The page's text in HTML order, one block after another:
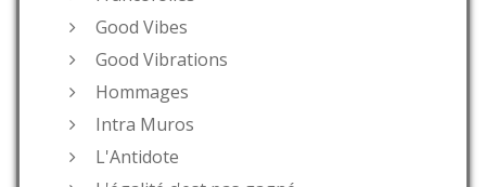
Good Vibes
Good Vibrations
Hommages
Intra Muros
L'Antidote